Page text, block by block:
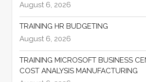
August 6, 2026
TRAINING HR BUDGETING
August 6, 2026
TRAINING MICROSOFT BUSINESS
COST ANALYSIS MANUFACTURING